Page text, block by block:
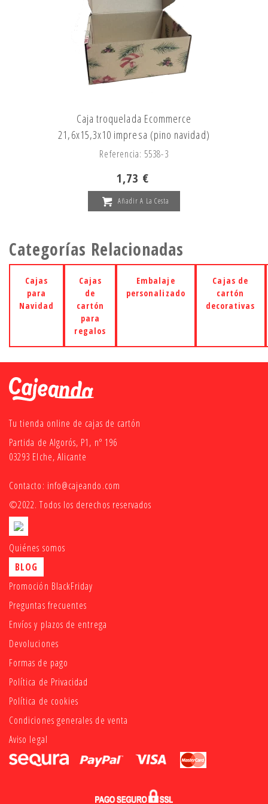
Caja troquelada Ecommerce
21,6x15,3x10 impresa (pino navidad)
Referencia: 5538-3
1,73 €
Añadir A La Cesta
Categorías Relacionadas
Cajas
para
Navidad
Cajas
de
cartón
para
regalos
Embalaje
personalizado
Cajas de
cartón
decorativas
Tu tienda online de cajas de cartón
Partida de Algorós, P1, nº 196
03293 Elche, Alicante
Contacto: info@cajeando.com
©2022. Todos los derechos reservados
Quiénes somos
BLOG
Promoción BlackFriday
Preguntas frecuentes
Envíos y plazos de entrega
Devoluciones
Formas de pago
Política de Privacidad
Política de cookies
Condiciones generales de venta
Aviso legal